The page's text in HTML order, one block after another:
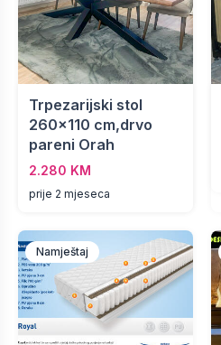
Trpezarijski stol
260x110 cm,drvo
pareni Orah
2.280 KM
prije 2 mjeseca
Namještaj